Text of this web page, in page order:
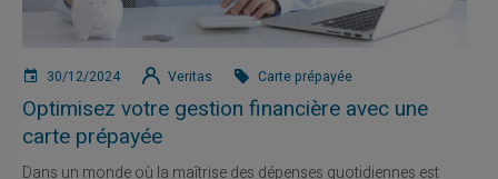
30/12/2024 Veritas Carte prépayée
Optimisez votre gestion financière avec une
carte prépayée
Dans un monde où la maîtrise des dépenses quotidiennes est